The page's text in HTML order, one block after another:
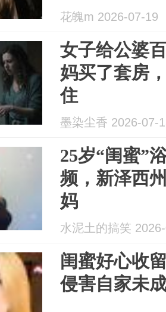
花魄m 2026-07-19
女子给公婆
妈买了套房
住
墨染尘香 2026-07-
25岁“闺蜜”
频，新泽西
妈
水泥土的搞笑
闺蜜好心收
侵害自家未